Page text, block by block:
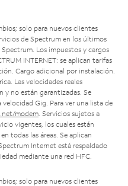
solo para nuevos clientes
de Spectrum en los últimos
Los impuestos y cargos
INTERNET: se aplican tarifas
Cargo adicional por instalación.
Las velocidades reales
y no están garantizadas. Se
Gig. Para ver una lista de
modem . Servicios sujetos a
vigentes, los cuales están
todas las áreas. Se aplican
Internet está respaldado
mediante una red HFC.
solo para nuevos clientes